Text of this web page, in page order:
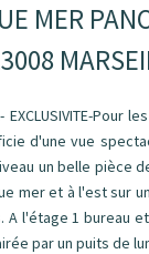
MER
EXCLUSIVITE-
d'une vue
un belle pièce
mer et à l'est sur
l'étage 1 bureau
par un puits de